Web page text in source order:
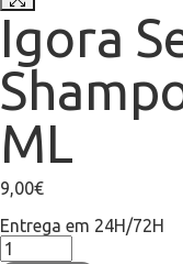
Igora
ML
9,00€
Entrega em 24H/72H